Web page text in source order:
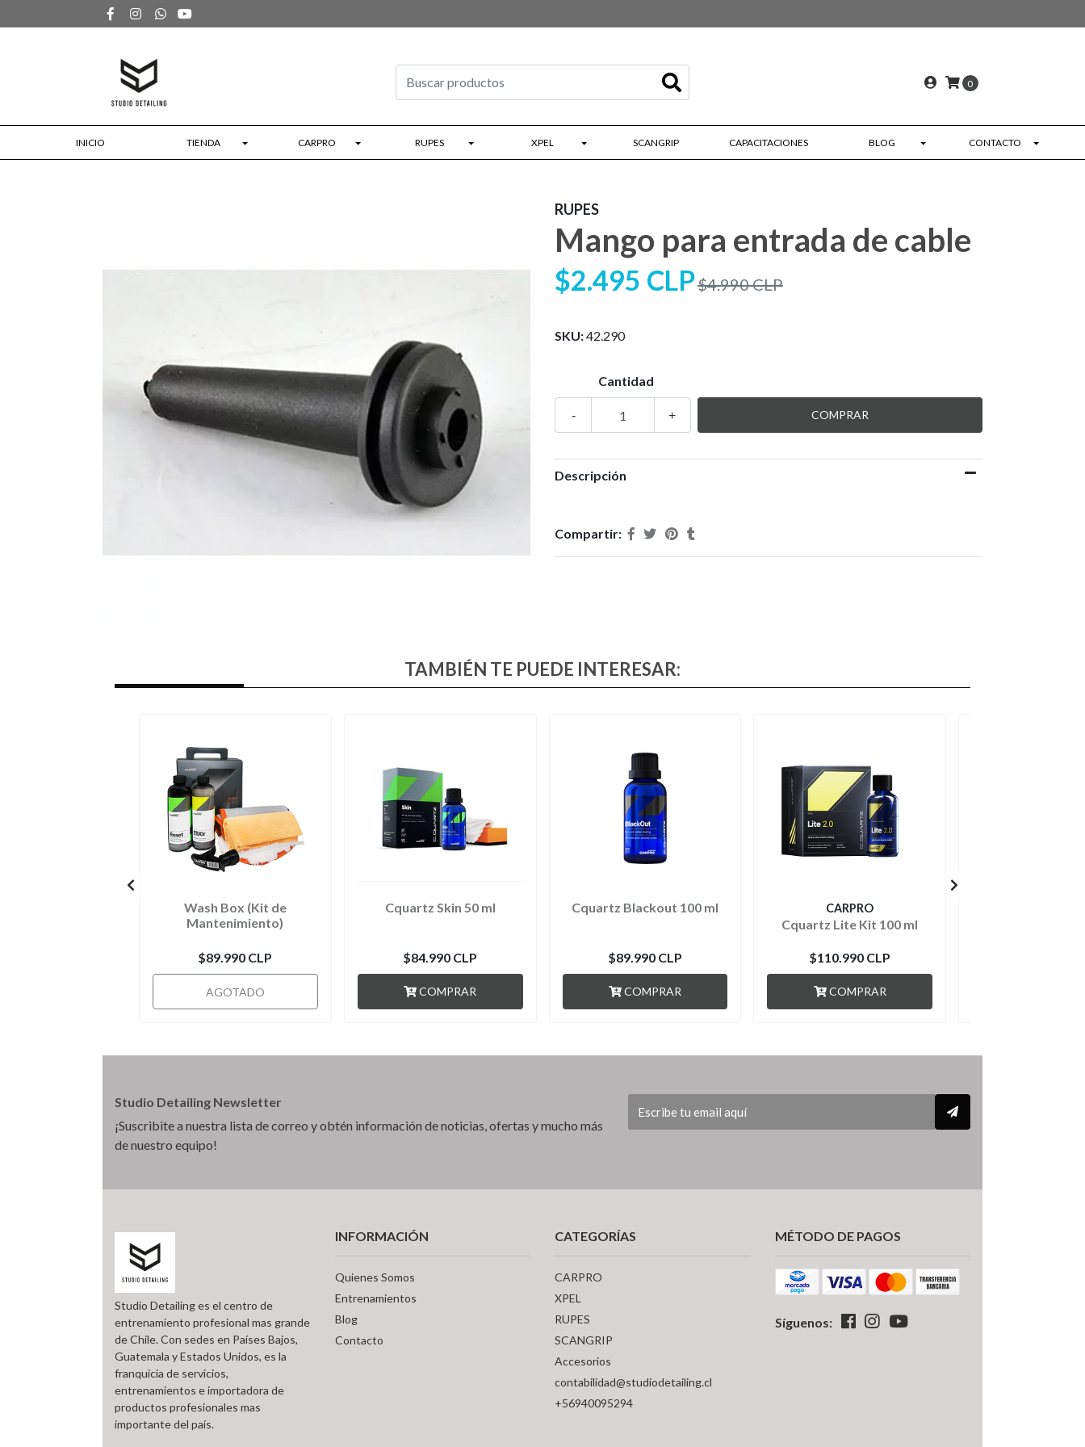
0
INICIO TIENDA CARPRO RUPES XPEL SCANGRIP CAPACITACIONES BLOG CONTACTO
RUPES
Mango para entrada de cable
$2.495 CLP$4.990 CLP
SKU:42.290
Cantidad
+
-
Descripción
Compartir:
TAMBIÉN TE PUEDE INTERESAR:
Wash Box (Kit de
Mantenimiento)
$89.990 CLP
AGOTADO
Cquartz Skin 50 ml
$84.990 CLP
COMPRAR
Cquartz Blackout 100 ml
$89.990 CLP
COMPRAR
CARPRO
Cquartz Lite Kit 100 ml
$110.990 CLP
COMPRAR
Studio Detailing Newsletter
¡Suscribite a nuestra lista de correo y obtén información de noticias, ofertas y mucho más
de nuestro equipo!
Studio Detailing es el centro de
entrenamiento profesional mas grande
de Chile. Con sedes en Países Bajos,
Guatemala y Estados Unidos, es la
franquicia de servicios,
entrenamientos e importadora de
productos profesionales mas
importante del país.
INFORMACIÓN
Quienes Somos
Entrenamientos
Blog
Contacto
CATEGORÍAS
CARPRO
XPEL
RUPES
SCANGRIP
Accesorios
contabilidad@studiodetailing.cl
+56940095294
MÉTODO DE PAGOS
Síguenos: